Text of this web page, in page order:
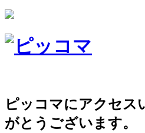
ピッコマにアクセス
がとうございます。